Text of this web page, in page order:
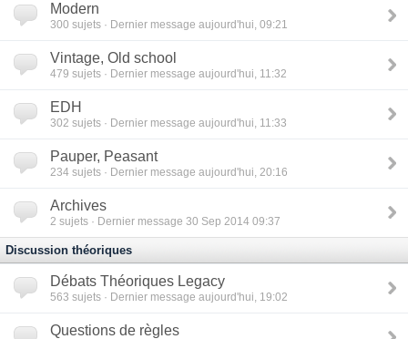
Modern
300 sujets · Dernier message aujourd'hui, 09:21
Vintage, Old school
479 sujets · Dernier message aujourd'hui, 11:32
EDH
302 sujets · Dernier message aujourd'hui, 11:33
Pauper, Peasant
234 sujets · Dernier message aujourd'hui, 20:16
Archives
2 sujets · Dernier message 30 Sep 2014 09:37
Discussion théoriques
Débats Théoriques Legacy
563 sujets · Dernier message aujourd'hui, 19:02
Questions de règles